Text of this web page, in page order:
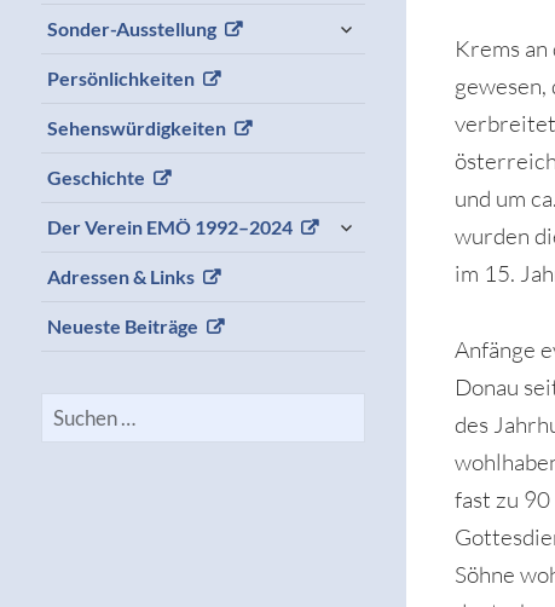
Sonder-Ausstellung
Persönlichkeiten
Sehenswürdigkeiten
Geschichte
Der Verein EMÖ 1992–2024
Adressen & Links
Neueste Beiträge
Suchen
Krems
und um
wurden
im 15.
Anfänge
Donau
des
fast zu
Söhne